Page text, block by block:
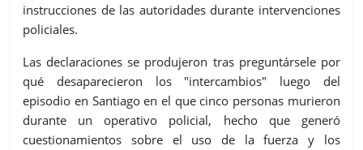
instrucciones de las autoridades durante intervenciones
policiales.
Las declaraciones se produjeron tras preguntársele por
qué desaparecieron los "intercambios" luego del
episodio en Santiago en el que cinco personas murieron
durante un operativo policial, hecho que generó
cuestionamientos sobre el uso de la fuerza y los